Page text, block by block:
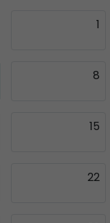
1
8
15
22